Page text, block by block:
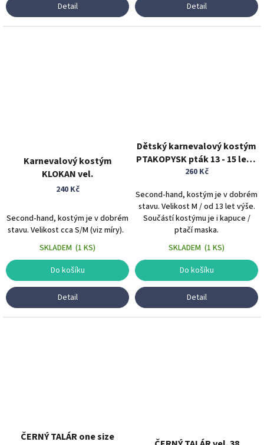
Detail Detail
Karnevalový kostým
KLOKAN vel.
240 Kč
Second-hand, kostým je v dobrém
stavu. Velikost cca S/M (viz míry).
SKLADEM (1 KS)
Do košíku
Detail
Dětský karnevalový kostým
PTAKOPYSK pták 13 - 15 let a
více zvířecí kostým
260 Kč
Second-hand, kostým je v dobrém
stavu. Velikost M / od 13 let výše.
Součástí kostýmu je i kapuce /
ptačí maska.
SKLADEM (1 KS)
Do košíku
Detail
ČERNÝ TALÁR one size